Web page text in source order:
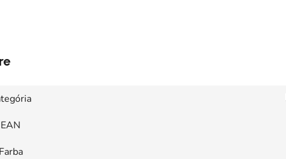
EAN
Farba